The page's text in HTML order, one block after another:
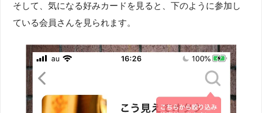
そして、気になる好みカードを見ると、下のように参加し
ている会員さんを見られます。